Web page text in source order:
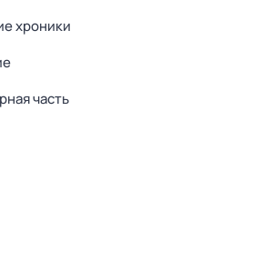
хроники
часть